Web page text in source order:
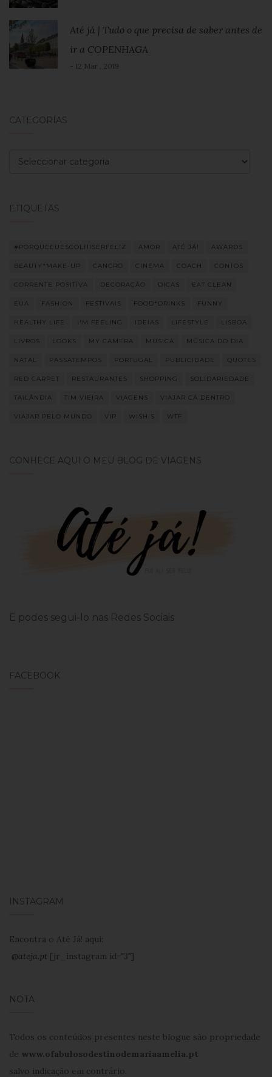
Até já | Tudo o que precisa de saber antes de
ir a COPENHAGA
- 12 Mar , 2019
CATEGORIAS
Categorias
ETIQUETAS
#PORQUEEUESCOLHISERFELIZ AMOR ATÉ JÁ! AWARDS
BEAUTY*MAKE-UP CANCRO CINEMA COACH CONTOS
CORRENTE POSITIVA DECORAÇÃO DICAS EAT CLEAN
EUA FASHION FESTIVAIS FOOD*DRINKS FUNNY
HEALTHY LIFE I'M FEELING IDEIAS LIFESTYLE LISBOA
LIVROS LOOKS MY CAMERA MÚSICA MÚSICA DO DIA
NATAL PASSATEMPOS PORTUGAL PUBLICIDADE QUOTES
RED CARPET RESTAURANTES SHOPPING SOLIDARIEDADE
TAILÂNDIA TIM VIEIRA VIAGENS VIAJAR CÁ DENTRO
VIAJAR PELO MUNDO VIP WISH'S WTF
CONHECE AQUI O MEU BLOG DE VIAGENS
E podes segui-lo nas Redes Sociais
FACEBOOK
INSTAGRAM
Encontra o Até Já! aqui:
@ateja.pt [jr_instagram id="3"]
NOTA
Todos os conteúdos presentes neste blogue são propriedade
de www.ofabulosodestinodemariaamelia.pt
salvo indicação em contrário.